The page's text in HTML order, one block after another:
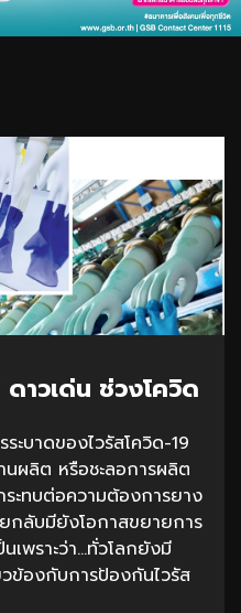
าวเด่น ช่วงโควิด
ะบาดของไวรัสโควิด-19
นผลิต หรือชะลอการผลิต
ะทบต่อความต้องการยาง
กลับมียังโอกาสขยายการ
เพราะว่า…ทั่วโลกยังมี
องกับการป้องกันไวรัส